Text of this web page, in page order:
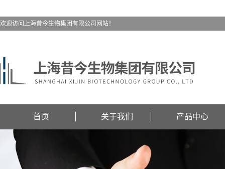
欢迎访问上海昔今生物集团有限公司网站！
首页 关于我们 产品中心